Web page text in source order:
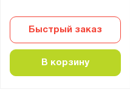
Быстрый заказ
В корзину